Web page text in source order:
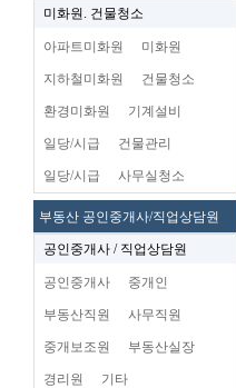
미화원. 건물청소
아파트미화원 미화원
지하철미화원 건물청소
환경미화원 기계설비
일당/시급 건물관리
일당/시급 사무실청소
부동산 공인중개사/직업상담원
공인중개사 / 직업상담원
공인중개사 중개인
부동산직원 사무직원
중개보조원 부동산실장
경리원 기타